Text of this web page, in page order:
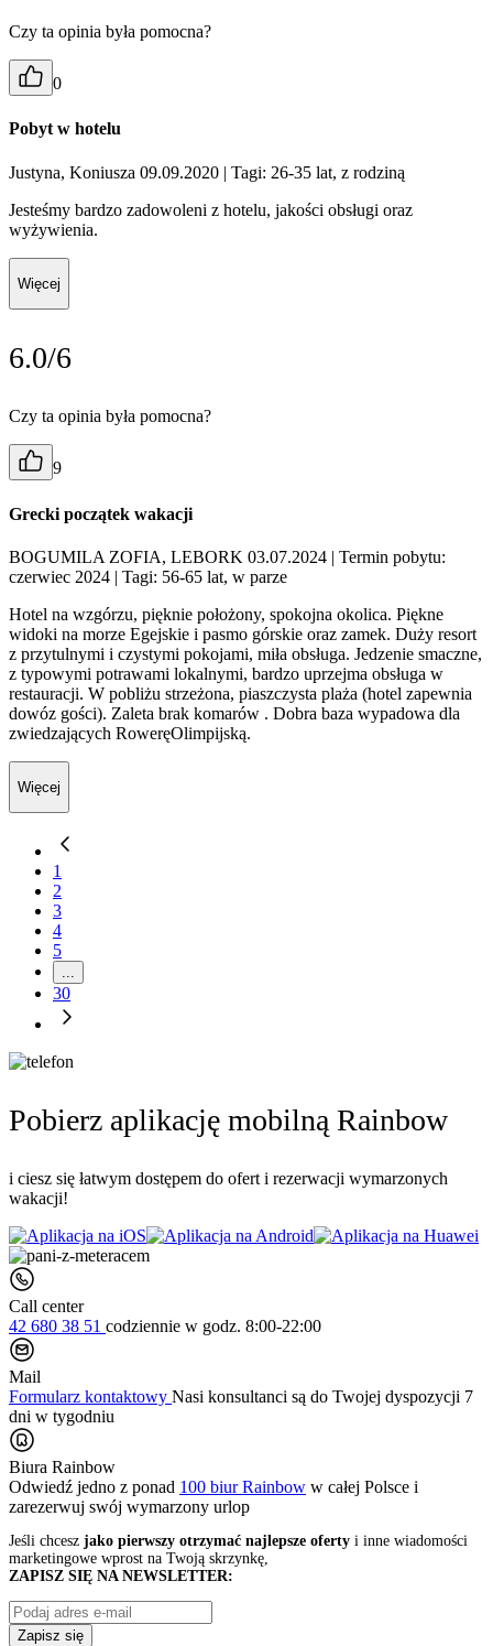
Czy ta opinia była pomocna?
0
Pobyt w hotelu
Justyna, Koniusza 09.09.2020 | Tagi: 26-35 lat, z rodziną
Jesteśmy bardzo zadowoleni z hotelu, jakości obsługi oraz
wyżywienia.
Więcej
6.0/6
Czy ta opinia była pomocna?
9
Grecki początek wakacji
BOGUMILA ZOFIA, LEBORK 03.07.2024 | Termin pobytu:
czerwiec 2024 | Tagi: 56-65 lat, w parze
Hotel na wzgórzu, pięknie położony, spokojna okolica. Piękne
widoki na morze Egejskie i pasmo górskie oraz zamek. Duży resort
z przytulnymi i czystymi pokojami, miła obsługa. Jedzenie smaczne,
z typowymi potrawami lokalnymi, bardzo uprzejma obsługa w
restauracji. W pobliżu strzeżona, piaszczysta plaża (hotel zapewnia
dowóz gości). Zaleta brak komarów . Dobra baza wypadowa dla
zwiedzających RoweręOlimpijską.
Więcej
1
2
3
4
5
...
30
Pobierz aplikację mobilną Rainbow
i ciesz się łatwym dostępem do ofert i rezerwacji wymarzonych
wakacji!
Call center
42 680 38 51 codziennie w godz. 8:00-22:00
Mail
Formularz kontaktowy Nasi konsultanci są do Twojej dyspozycji 7
dni w tygodniu
Biura Rainbow
Odwiedź jedno z ponad 100 biur Rainbow w całej Polsce i
zarezerwuj swój wymarzony urlop
Jeśli chcesz jako pierwszy otrzymać najlepsze oferty i inne wiadomości
marketingowe wprost na Twoją skrzynkę,
ZAPISZ SIĘ NA NEWSLETTER:
Zapisz się